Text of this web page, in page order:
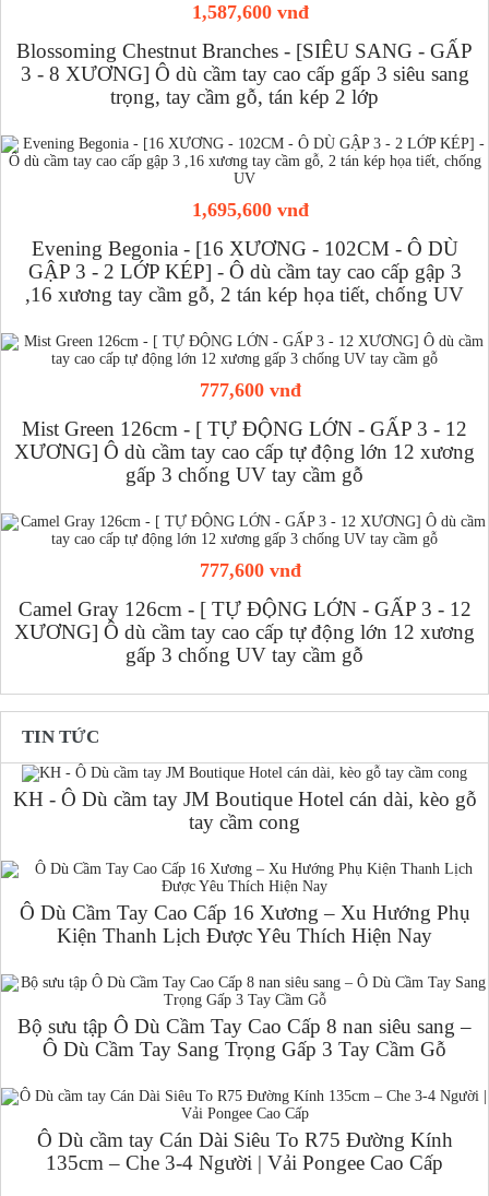
1,587,600 vnđ
Blossoming Chestnut Branches - [SIÊU SANG - GẤP
3 - 8 XƯƠNG] Ô dù cầm tay cao cấp gấp 3 siêu sang
trọng, tay cầm gỗ, tán kép 2 lớp
1,695,600 vnđ
Evening Begonia - [16 XƯƠNG - 102CM - Ô DÙ
GẬP 3 - 2 LỚP KÉP] - Ô dù cầm tay cao cấp gập 3
,16 xương tay cầm gỗ, 2 tán kép họa tiết, chống UV
777,600 vnđ
Mist Green 126cm - [ TỰ ĐỘNG LỚN - GẤP 3 - 12
XƯƠNG] Ô dù cầm tay cao cấp tự động lớn 12 xương
gấp 3 chống UV tay cầm gỗ
777,600 vnđ
Camel Gray 126cm - [ TỰ ĐỘNG LỚN - GẤP 3 - 12
XƯƠNG] Ô dù cầm tay cao cấp tự động lớn 12 xương
gấp 3 chống UV tay cầm gỗ
TIN TỨC
KH - Ô Dù cầm tay JM Boutique Hotel cán dài, kèo gỗ
tay cầm cong
Ô Dù Cầm Tay Cao Cấp 16 Xương – Xu Hướng Phụ
Kiện Thanh Lịch Được Yêu Thích Hiện Nay
Bộ sưu tập Ô Dù Cầm Tay Cao Cấp 8 nan siêu sang –
Ô Dù Cầm Tay Sang Trọng Gấp 3 Tay Cầm Gỗ
Ô Dù cầm tay Cán Dài Siêu To R75 Đường Kính
135cm – Che 3-4 Người | Vải Pongee Cao Cấp